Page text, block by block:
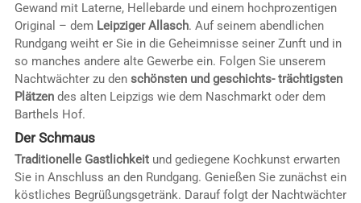
Gewand mit Laterne, Hellebarde und einem hochprozentigen
Original – dem Leipziger Allasch. Auf seinem abendlichen
Rundgang weiht er Sie in die Geheimnisse seiner Zunft und in
so manches andere alte Gewerbe ein. Folgen Sie unserem
Nachtwächter zu den schönsten und geschichts- trächtigsten
Plätzendes alten Leipzigs wie dem Naschmarkt oder dem
Barthels Hof.
Der Schmaus
Traditionelle Gastlichkeitund gediegene Kochkunst erwarten
Sie in Anschluss an den Rundgang. Genießen Sie zunächst ein
köstliches Begrüßungsgetränk. Darauf folgt der Nachtwächter